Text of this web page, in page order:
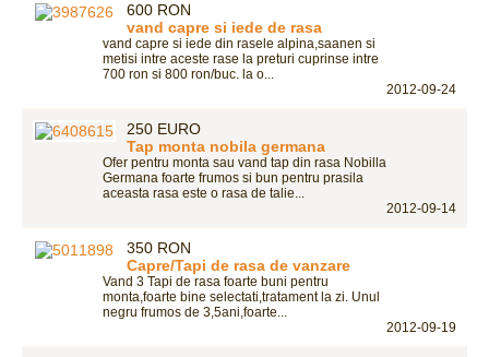
600 RON
vand capre si iede de rasa
vand capre si iede din rasele alpina,saanen si
metisi intre aceste rase la preturi cuprinse intre
700 ron si 800 ron/buc. la o...
2012-09-24
250 EURO
Tap monta nobila germana
Ofer pentru monta sau vand tap din rasa Nobilla
Germana foarte frumos si bun pentru prasila
aceasta rasa este o rasa de talie...
2012-09-14
350 RON
Capre/Tapi de rasa de vanzare
Vand 3 Tapi de rasa foarte buni pentru
monta,foarte bine selectati,tratament la zi. Unul
negru frumos de 3,5ani,foarte...
2012-09-19